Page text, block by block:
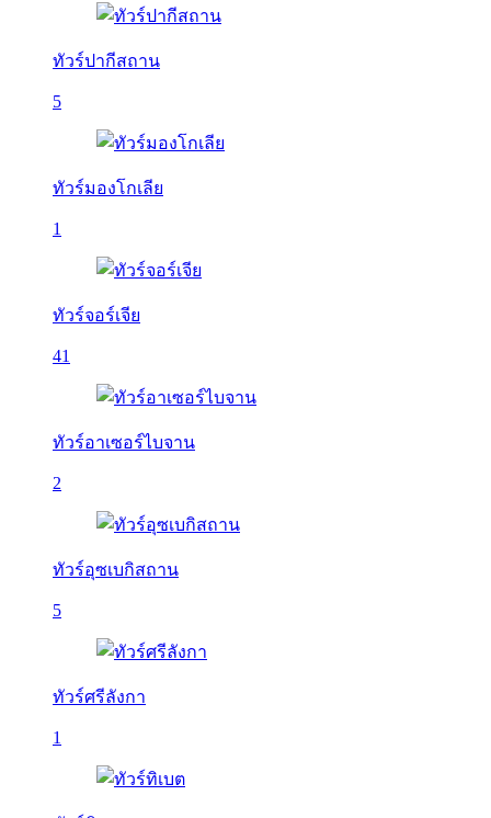
ทัวร์ปากีสถาน
5
ทัวร์มองโกเลีย
1
ทัวร์จอร์เจีย
41
ทัวร์อาเซอร์ไบจาน
2
ทัวร์อุซเบกิสถาน
5
ทัวร์ศรีลังกา
1